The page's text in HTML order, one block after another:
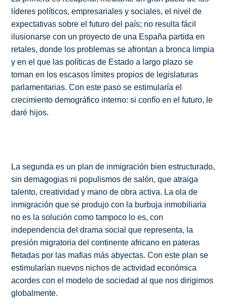
líderes políticos, empresariales y sociales, el nivel de
expectativas sobre el futuro del país; no resulta fácil
ilusionarse con un proyecto de una España partida en
retales, donde los problemas se afrontan a bronca limpia
y en el que las políticas de Estado a largo plazo se
toman en los escasos límites propios de legislaturas
parlamentarias. Con este paso se estimularía el
crecimiento demográfico interno: si confío en el futuro, le
daré hijos.
La segunda es un plan de inmigración bien estructurado,
sin demagogias ni populismos de salón, que atraiga
talento, creatividad y mano de obra activa. La ola de
inmigración que se produjo con la burbuja inmobiliaria
no es la solución como tampoco lo es, con
independencia del drama social que representa, la
presión migratoria del continente africano en pateras
fletadas por las mafias más abyectas. Con este plan se
estimularían nuevos nichos de actividad económica
acordes con el modelo de sociedad al que nos dirigimos
globalmente.